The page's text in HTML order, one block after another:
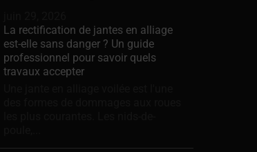
La rectification de jantes en alliage
est-elle sans danger ? Un guide
professionnel pour savoir quels
travaux accepter